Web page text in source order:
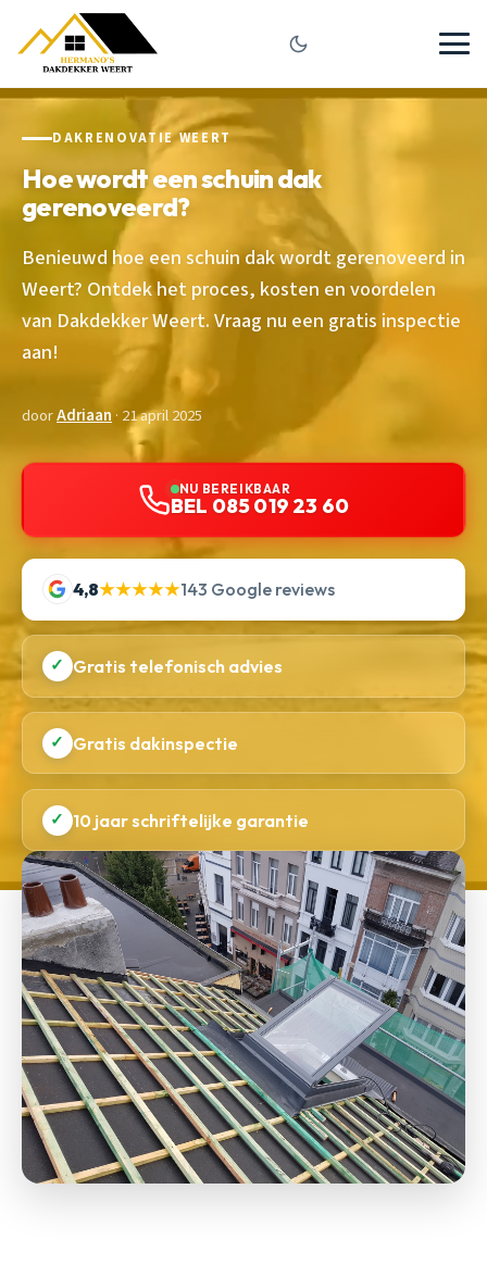
DAKRENOVATIE WEERT
Hoe wordt een schuin dak
gerenoveerd?
Benieuwd hoe een schuin dak wordt gerenoveerd in
Weert? Ontdek het proces, kosten en voordelen
van Dakdekker Weert. Vraag nu een gratis inspectie
aan!
doorAdriaan · 21 april 2025
NU BEREIKBAAR
BEL 085 019 23 60
4,8★★★★★143 Google reviews
✓ Gratis telefonisch advies
✓ Gratis dakinspectie
✓ 10 jaar schriftelijke garantie